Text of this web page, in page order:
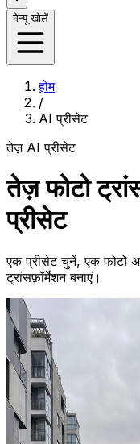
मेन्यू खोलें
होम
/
AI प्रीसेट
तेज़ AI प्रीसेट
तेज़ फोटो
प्रीसेट
एक प्रीसेट चुनें, एक फोटो
ट्रांसफ़ॉर्मेशन बनाएं।